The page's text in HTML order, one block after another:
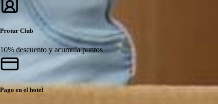
Protur Club
10% descuento y acumula puntos
Pago en el hotel